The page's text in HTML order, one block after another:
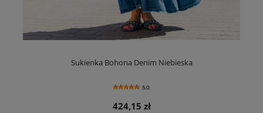
Sukienka Bohona Denim Niebieska
5.0
424,15 zł